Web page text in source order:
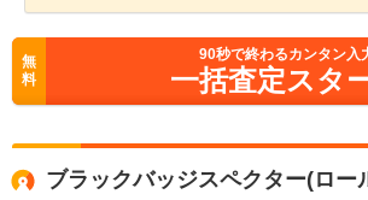
無
料
90秒で終わるカンタン入
一括査定スタ
ブラックバッジスペクター(ロー